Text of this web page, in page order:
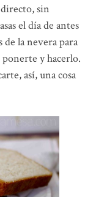
sin
el día de antes
de la nevera para
y hacerlo.
así, una cosa